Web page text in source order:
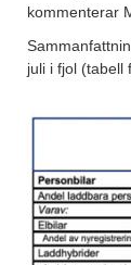
kommenterar
juli i fjol (tabell